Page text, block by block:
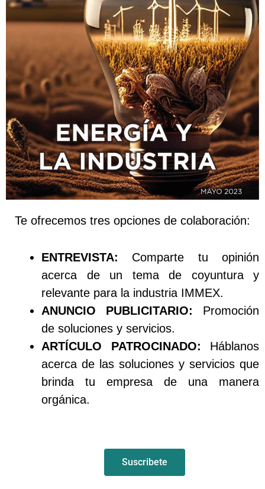
Te ofrecemos tres opciones de colaboración:
ENTREVISTA: Comparte tu opinión
acerca de un tema de coyuntura y
relevante para la industria IMMEX.
ANUNCIO
PUBLICITARIO: Promoción
de soluciones y servicios.
ARTÍCULO PATROCINADO: Háblanos
acerca de las soluciones y servicios que
brinda tu empresa de una manera
orgánica.
Suscribete